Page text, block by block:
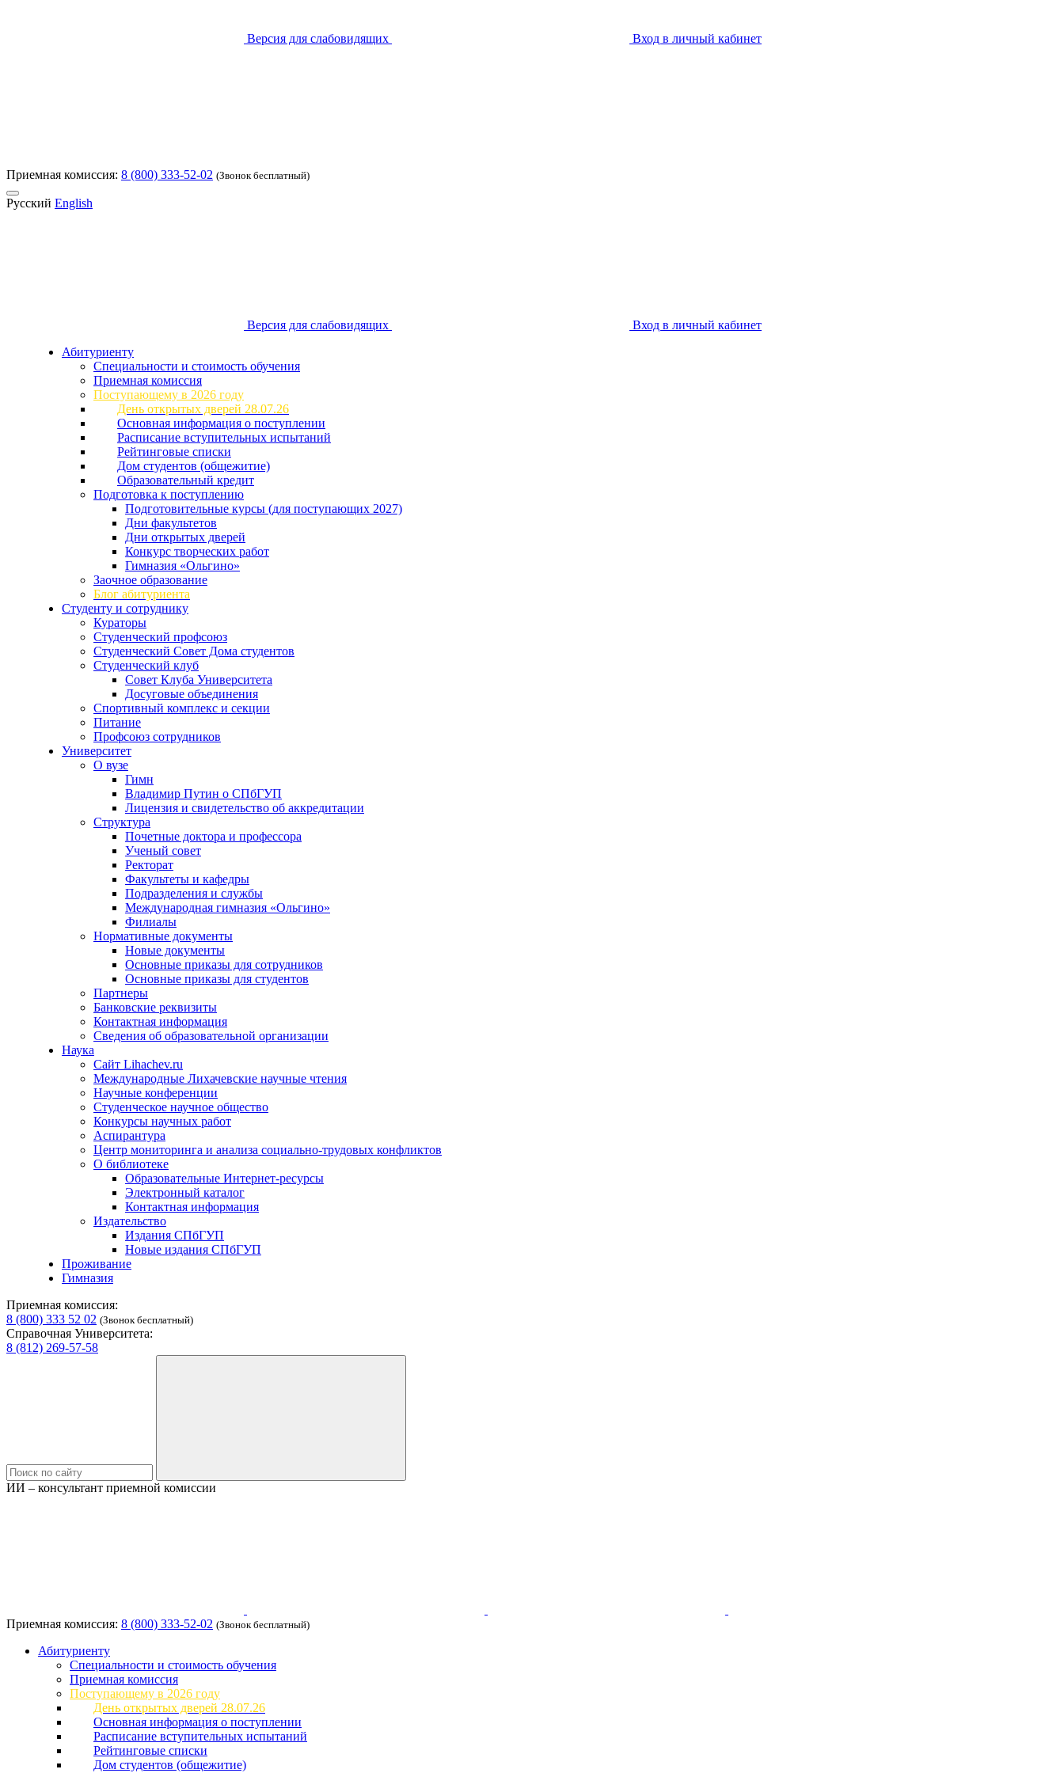
Версия для слабовидящих Вход в личный кабинет
Приемная комиссия: 8 (800) 333-52-02 (Звонок бесплатный)
Русский English
Версия для слабовидящих
Вход в личный кабинет
Абитуриенту
Специальности и стоимость обучения
Приемная комиссия
Поступающему в 2026 году
День открытых дверей 28.07.26
Основная информация о поступлении
Расписание вступительных испытаний
Рейтинговые списки
Дом студентов (общежитие)
Образовательный кредит
Подготовка к поступлению
Подготовительные курсы (для поступающих 2027)
Дни факультетов
Дни открытых дверей
Конкурс творческих работ
Гимназия «Ольгино»
Заочное образование
Блог абитуриента
Студенту и сотруднику
Кураторы
Студенческий профсоюз
Студенческий Совет Дома студентов
Студенческий клуб
Совет Клуба Университета
Досуговые объединения
Спортивный комплекс и секции
Питание
Профсоюз сотрудников
Университет
О вузе
Гимн
Владимир Путин о СПбГУП
Лицензия и свидетельство об аккредитации
Структура
Почетные доктора и профессора
Ученый совет
Ректорат
Факультеты и кафедры
Подразделения и службы
Международная гимназия «Ольгино»
Филиалы
Нормативные документы
Новые документы
Основные приказы для сотрудников
Основные приказы для студентов
Партнеры
Банковские реквизиты
Контактная информация
Сведения об образовательной организации
Наука
Сайт Lihachev.ru
Международные Лихачевские научные чтения
Научные конференции
Студенческое научное общество
Конкурсы научных работ
Аспирантура
Центр мониторинга и анализа социально-трудовых конфликтов
О библиотеке
Образовательные Интернет-ресурсы
Электронный каталог
Контактная информация
Издательство
Издания СПбГУП
Новые издания СПбГУП
Проживание
Гимназия
Приемная комиссия:
8 (800) 333 52 02 (Звонок бесплатный)
Справочная Университета:
8 (812) 269-57-58
ИИ – консультант приемной комиссии
Приемная комиссия: 8 (800) 333-52-02 (Звонок бесплатный)
Абитуриенту
Специальности и стоимость обучения
Приемная комиссия
Поступающему в 2026 году
День открытых дверей 28.07.26
Основная информация о поступлении
Расписание вступительных испытаний
Рейтинговые списки
Дом студентов (общежитие)